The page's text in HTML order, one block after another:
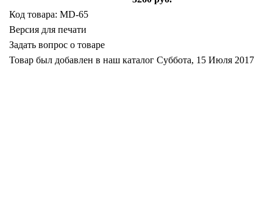
Код товара: MD-65
Версия для печати
Задать вопрос о товаре
Товар был добавлен в наш каталог Суббота, 15 Июля 2017